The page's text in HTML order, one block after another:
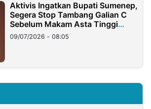
Aktivis Ingatkan Bupati Sumenep,
Segera Stop Tambang Galian C
Sebelum Makam Asta Tinggi
Longsor
09/07/2026 - 08:05